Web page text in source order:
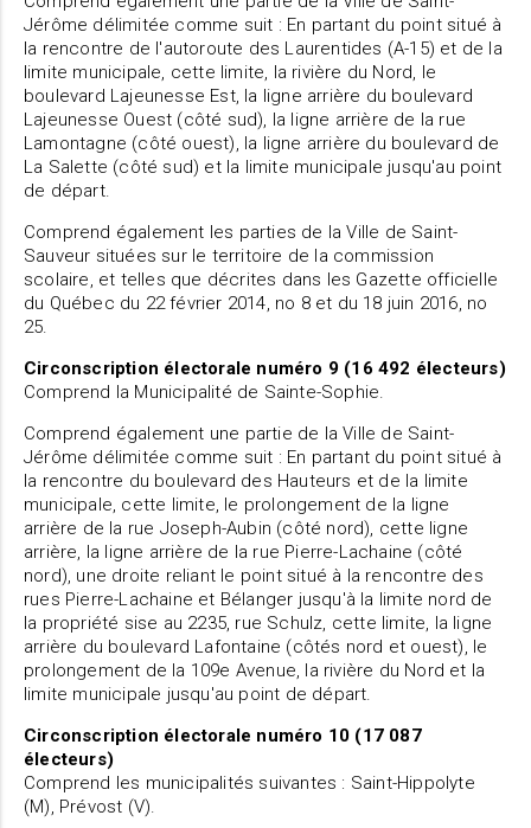
Jérôme délimitée comme suit : En partant du point situé à
la rencontre de l'autoroute des Laurentides (A-15) et de la
limite municipale, cette limite, la rivière du Nord, le
boulevard Lajeunesse Est, la ligne arrière du boulevard
Lajeunesse Ouest (côté sud), la ligne arrière de la rue
Lamontagne (côté ouest), la ligne arrière du boulevard de
La Salette (côté sud) et la limite municipale jusqu'au point
de départ.
Comprend également les parties de la Ville de Saint-
Sauveur situées sur le territoire de la commission
scolaire, et telles que décrites dans les Gazette officielle
du Québec du 22 février 2014, no 8 et du 18 juin 2016, no
25.
Circonscription électorale numéro 9 (16 492 électeurs)
Comprend la Municipalité de Sainte-Sophie.
Comprend également une partie de la Ville de Saint-
Jérôme délimitée comme suit : En partant du point situé à
la rencontre du boulevard des Hauteurs et de la limite
municipale, cette limite, le prolongement de la ligne
arrière de la rue Joseph-Aubin (côté nord), cette ligne
arrière, la ligne arrière de la rue Pierre-Lachaine (côté
nord), une droite reliant le point situé à la rencontre des
rues Pierre-Lachaine et Bélanger jusqu'à la limite nord de
la propriété sise au 2235, rue Schulz, cette limite, la ligne
arrière du boulevard Lafontaine (côtés nord et ouest), le
prolongement de la 109e Avenue, la rivière du Nord et la
limite municipale jusqu'au point de départ.
Circonscription électorale numéro 10 (17 087
électeurs)
Comprend les municipalités suivantes : Saint-Hippolyte
(M), Prévost (V).